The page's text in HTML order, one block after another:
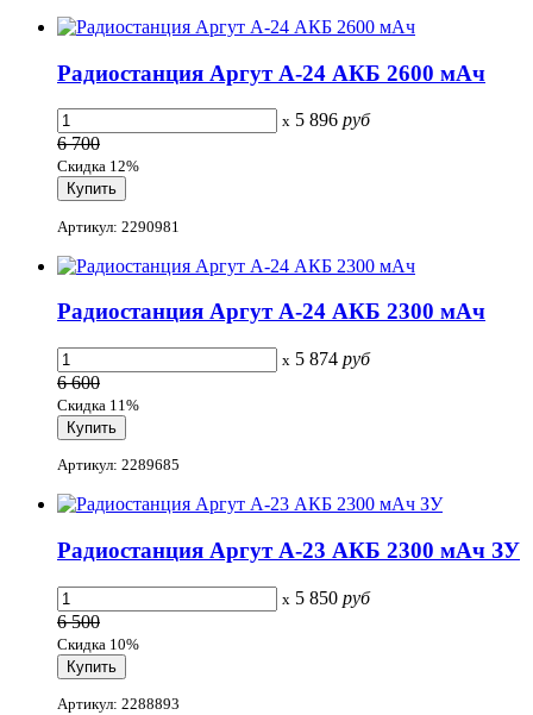
Радиостанция Аргут А-24 АКБ 2600 мАч
x 5 896 руб
6 700
Скидка 12%
Артикул: 2290981
Радиостанция Аргут А-24 АКБ 2300 мАч
x 5 874 руб
6 600
Скидка 11%
Артикул: 2289685
Радиостанция Аргут А-23 АКБ 2300 мАч ЗУ
x 5 850 руб
6 500
Скидка 10%
Артикул: 2288893